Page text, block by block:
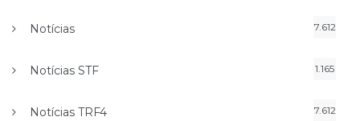
Notícias 7.612
Notícias STF 1.165
Notícias TRF4 7.612